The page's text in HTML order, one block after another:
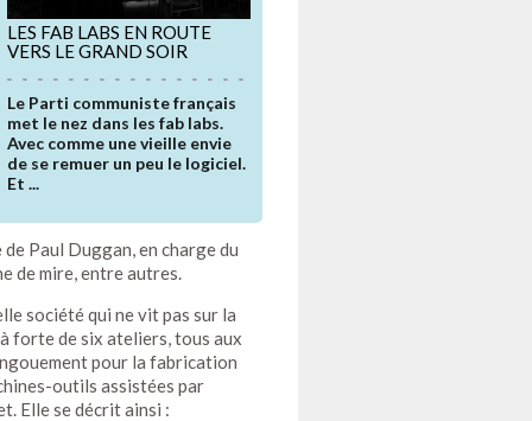
LES FAB LABS EN ROUTE
VERS LE GRAND SOIR
Le Parti communiste français
met le nez dans les fab labs.
Avec comme une vieille envie
de se remuer un peu le logiciel.
Et ...
Paul Duggan, en charge du
de mire, entre autres.
société qui ne vit pas sur la
forte de six ateliers, tous aux
pour la fabrication
outils assistées par
Elle se décrit ainsi :